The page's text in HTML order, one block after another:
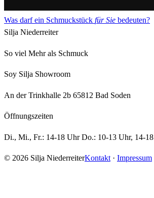
Was darf ein Schmuckstück für Sie bedeuten?
Silja Niederreiter
So viel Mehr als Schmuck
Soy Silja Showroom
An der Trinkhalle 2b 65812 Bad Soden
Öffnungszeiten
Di., Mi., Fr.: 14-18 Uhr Do.: 10-13 Uhr, 14-
© 2026 Silja NiederreiterKontakt · Impressum